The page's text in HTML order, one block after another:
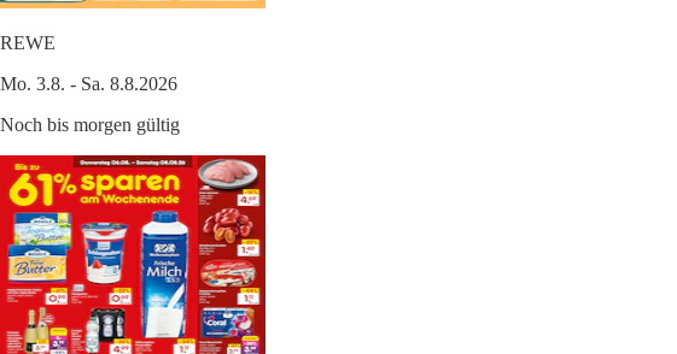
REWE
Mo. 3.8. - Sa. 8.8.2026
Noch bis morgen gültig